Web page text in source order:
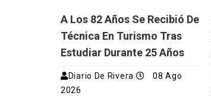
A Los 82 Años Se Recibió De
Técnica En Turismo Tras
Estudiar Durante 25 Años
Diario De Rivera
08 Ago
2026